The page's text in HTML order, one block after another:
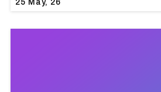
25 May, 26